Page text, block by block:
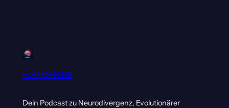
EVOMENTIS
Dein Podcast zu Neurodivergenz, Evolutionärer